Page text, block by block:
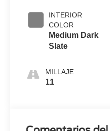
INTERIOR
COLOR
Medium Dark
Slate
MILLAJE
11